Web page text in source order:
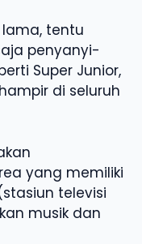
tentu
penyanyi-
Super Junior,
di seluruh
yang memiliki
televisi
musik dan